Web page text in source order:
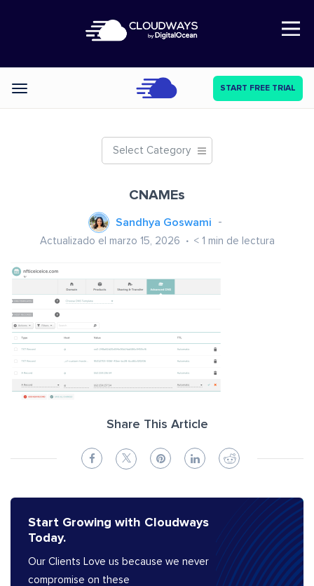
Open Nav
Categories START FREE TRIAL
Select Category
CNAMEs
Sandhya Goswami
Actualizado el marzo 15, 2026 < 1 min de lectura
Share This Article
Start Growing with Cloudways
Today.
Our Clients Love us because we never
compromise on these